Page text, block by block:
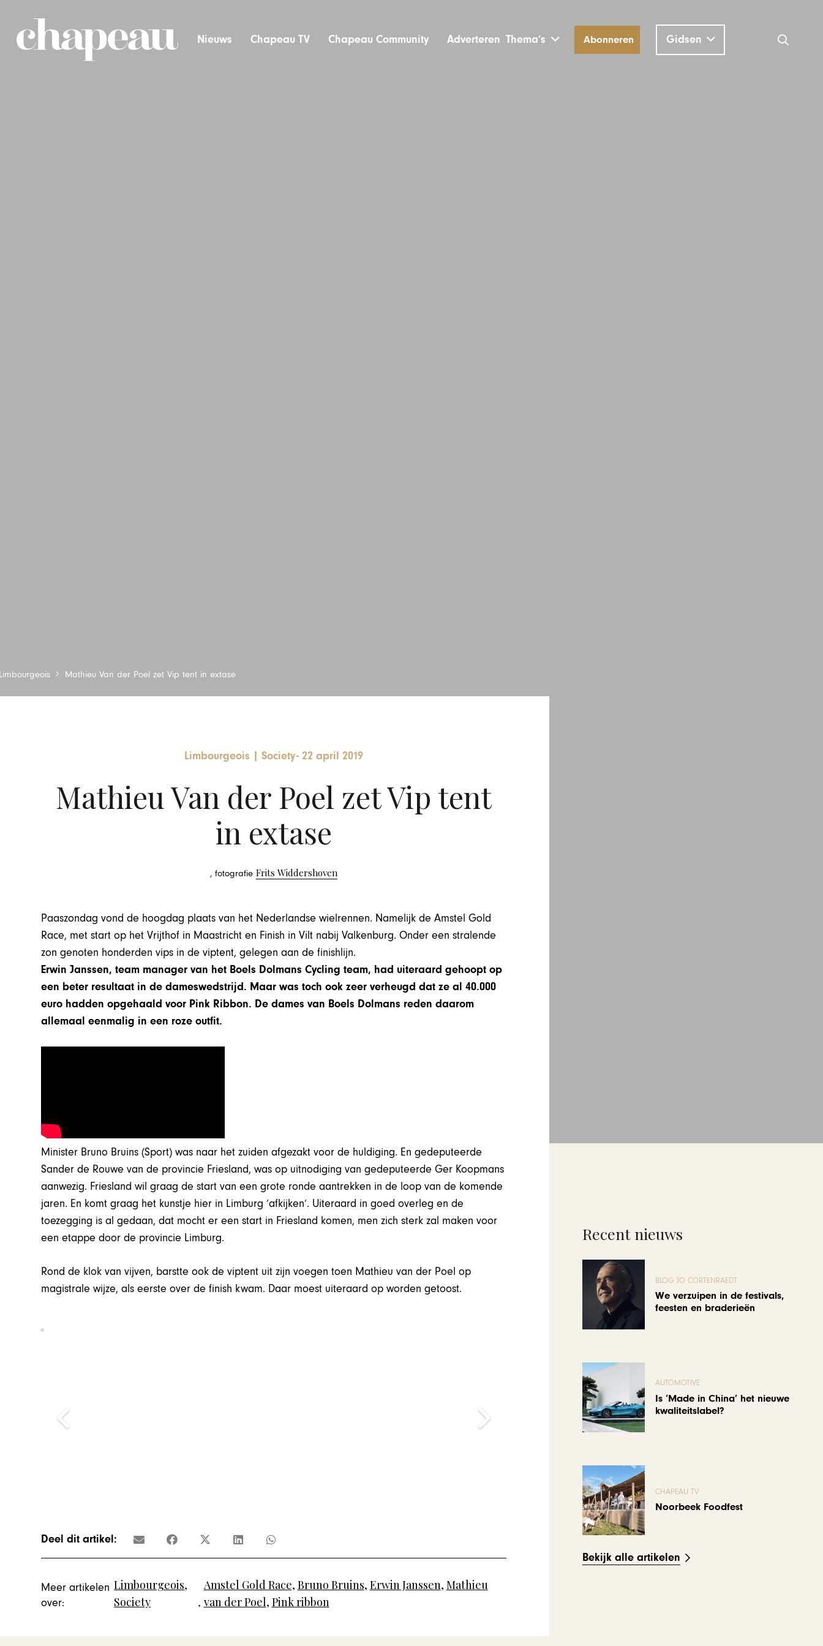
Nieuws Chapeau TV Chapeau Community Adverteren Thema’s Abonneren Gidsen
Mathieu Van der Poel zet Vip tent in extase
Limbourgeois Society-22 april 2019
Mathieu Van der Poel zet Vip tent
in extase
, fotografieFrits Widdershoven
Paaszondag vond de hoogdag plaats van het Nederlandse wielrennen. Namelijk de Amstel Gold
Race, met start op het Vrijthof in Maastricht en Finish in Vilt nabij Valkenburg. Onder een stralende
zon genoten honderden vips in de viptent, gelegen aan de finishlijn.
Erwin Janssen, team manager van het Boels Dolmans Cycling team, had uiteraard gehoopt op
een beter resultaat in de dameswedstrijd. Maar was toch ook zeer verheugd dat ze al 40.000
euro hadden opgehaald voor Pink Ribbon. De dames van Boels Dolmans reden daarom
allemaal eenmalig in een roze outfit.
Minister Bruno Bruins (Sport) was naar het zuiden afgezakt voor de huldiging. En gedeputeerde
Sander de Rouwe van de provincie Friesland, was op uitnodiging van gedeputeerde Ger Koopmans
aanwezig. Friesland wil graag de start van een grote ronde aantrekken in de loop van de komende
jaren. En komt graag het kunstje hier in Limburg ‘afkijken’. Uiteraard in goed overleg en de
toezegging is al gedaan, dat mocht er een start in Friesland komen, men zich sterk zal maken voor
een etappe door de provincie Limburg.
Rond de klok van vijven, barstte ook de viptent uit zijn voegen toen Mathieu van der Poel op
magistrale wijze, als eerste over de finish kwam. Daar moest uiteraard op worden getoost.
Deel dit artikel:
Meer artikelen
over:
Limbourgeois,
Society
,
Amstel Gold Race, Bruno Bruins, Erwin Janssen, Mathieu
van der Poel, Pink ribbon
Recent nieuws
BLOG JO CORTENRAEDT
We verzuipen in de festivals,
feesten en braderieën
AUTOMOTIVE
Is ‘Made in China’ het nieuwe
kwaliteitslabel?
CHAPEAU TV
Noorbeek Foodfest
Bekijk alle artikelen